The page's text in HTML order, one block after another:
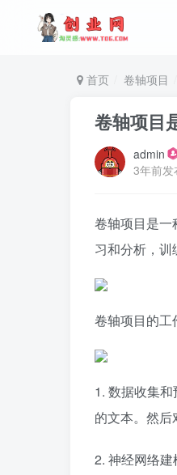
首页 卷轴项目
卷轴项目
admin
3年前发
卷轴项目是一
习和分析，训
卷轴项目的工
1. 数据收集
的文本。然后
2. 神经网络